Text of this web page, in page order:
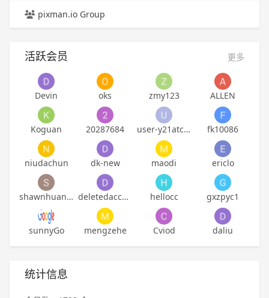
pixman.io Group
活跃会员 更多
Devin oks zmy123 ALLEN
Koguan 20287684 user-y21atckpbaddn7 fk10086
niudachun dk-new maodi ericlo
shawnhuangyh deletedaccount hellocc gxzpyc1
sunnyGo mengzehe Cviod daliu
统计信息